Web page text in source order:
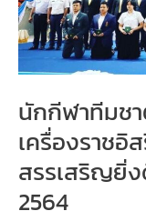
ทาง
เข้า
ร่วม
แข่งขัน
เยาวชน
แชมป์
โลก
นักกีฬาทีมชา
เครื่องราช
สรรเสริญยิ่
2564